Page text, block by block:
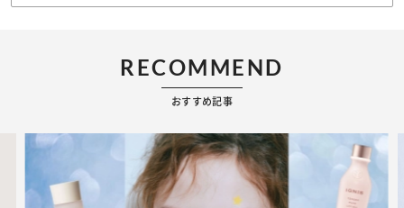
RECOMMEND
おすすめ記事